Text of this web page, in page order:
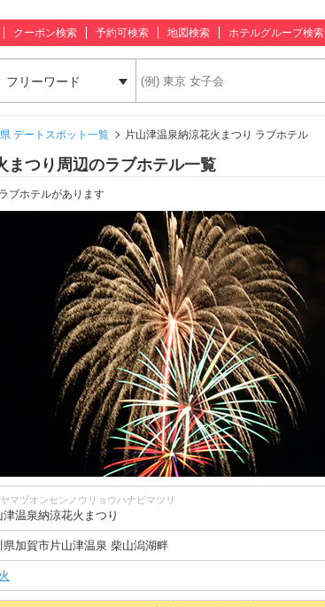
クーポン検索 予約可検索 地図検索 ホテルグループ検索
フリーワード
デートスポット一覧 片山津温泉納涼花火まつり ラブホテル
まつり周辺のラブホテル一覧
ブホテルがあります
マヅオンセンノウリョウハナビマツリ
津温泉納涼花火まつり
県加賀市片山津温泉 柴山潟湖畔